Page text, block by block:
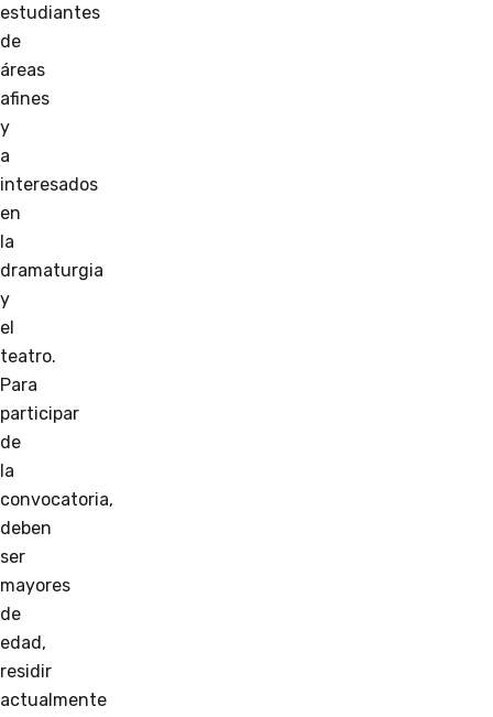
estudiantes
de
áreas
afines
y
a
interesados
en
la
dramaturgia
y
el
teatro.
Para
participar
de
la
convocatoria,
deben
ser
mayores
de
edad,
residir
actualmente